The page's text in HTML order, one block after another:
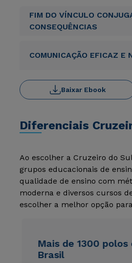
FIM DO VÍNCULO
CONSEQUÊNCIAS
COMUNICAÇÃO EFICAZ E
Baixar Ebook
Diferenciais
Ao escolher a Cruzeiro do
grupos educacionais de
qualidade de ensino com
moderna e diversos cursos
escolher a melhor opção
Mais de 1300
Brasil